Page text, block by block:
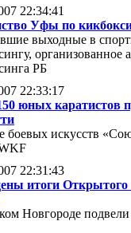
22:34:41
Уфы по
выходные в
организованное
РБ
22:33:17
юных каратистов
боевых искусств
22:31:43
итоги Открытого
Новгороде подвели